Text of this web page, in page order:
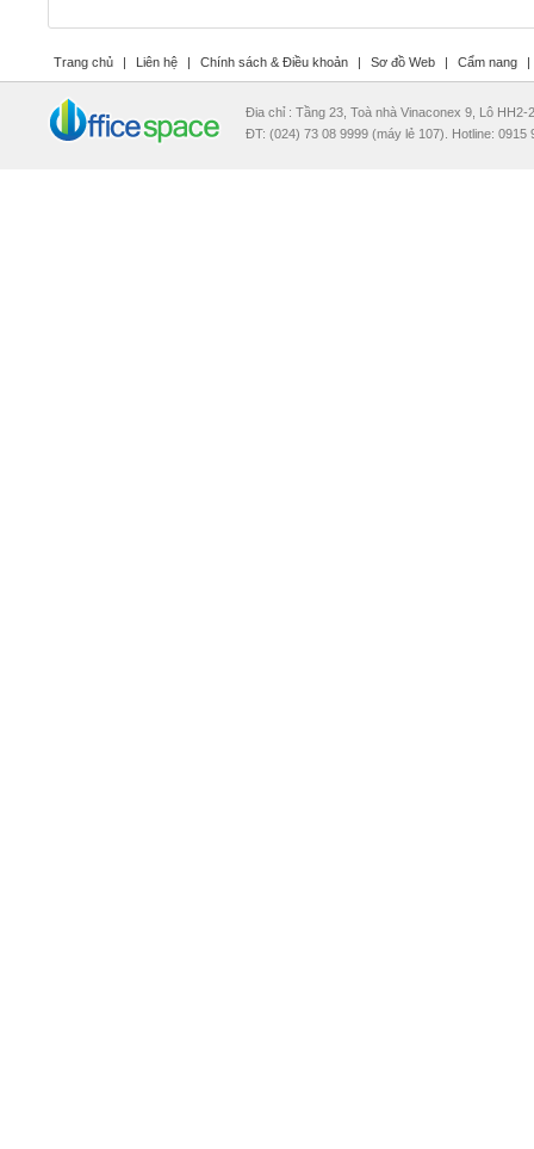
Trang chủ | Liên hệ | Chính sách & Điều khoản | Sơ đồ Web | Cẩm nang |
Đia chỉ : Tầng 23, Toà nhà Vinaconex 9, Lô
ĐT: (024) 73 08 9999 (máy lẻ 107). Hotline: 0915